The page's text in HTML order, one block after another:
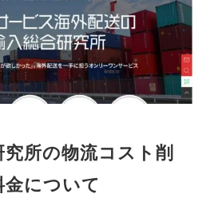
所の物流コスト削
金について